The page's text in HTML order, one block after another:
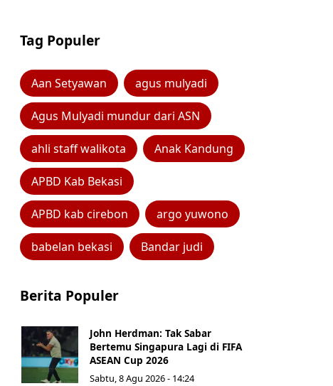
Tag Populer
Aan Setyawan agus mulyadi
Agus Mulyadi mundur dari ASN
ahli staff walikota Anak Kandung
APBD Kab Bekasi
APBD kab cirebon argo yuwono
babelan bekasi Bandar judi
Berita Populer
John Herdman: Tak Sabar
Bertemu Singapura Lagi di FIFA
ASEAN Cup 2026
Sabtu, 8 Agu 2026 - 14:24